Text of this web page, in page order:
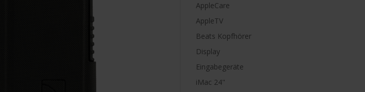
AppleCare
AppleTV
Beats Kopfhörer
Display
Eingabegeräte
iMac 24"